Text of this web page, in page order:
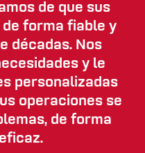
de que sus
forma fiable y
décadas. Nos
y le
personalizadas
operaciones se
de forma